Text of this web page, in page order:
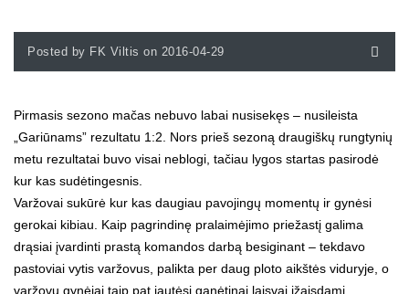
Posted by FK Viltis on 2016-04-29
Pirmasis sezono mačas nebuvo labai nusisekęs – nusileista
„Gariūnams” rezultatu 1:2. Nors prieš sezoną draugiškų rungtynių
metu rezultatai buvo visai neblogi, tačiau lygos startas pasirodė
kur kas sudėtingesnis.
Varžovai sukūrė kur kas daugiau pavojingų momentų ir gynėsi
gerokai kibiau. Kaip pagrindinę pralaimėjimo priežastį galima
drąsiai įvardinti prastą komandos darbą besiginant – tekdavo
pastoviai vytis varžovus, palikta per daug ploto aikštės viduryje, o
varžovų gynėjai taip pat jautėsi ganėtinai laisvai įžaisdami